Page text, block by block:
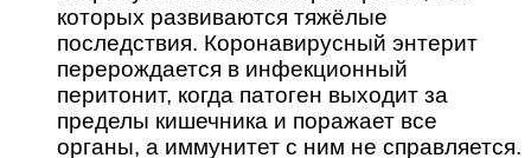
которых развиваются тяжёлые
последствия. Коронавирусный энтерит
перерождается в инфекционный
перитонит, когда патоген выходит за
пределы кишечника и поражает все
органы, а иммунитет с ним не справляется.